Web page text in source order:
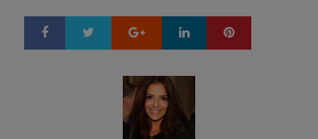
Google+ LinkedIn